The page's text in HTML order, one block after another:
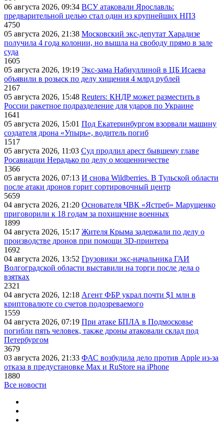
06 августа 2026, 09:34 ВСУ атаковали Ярославль:
предварительной целью стал один из крупнейших НПЗ
4750
05 августа 2026, 21:38 Московский экс-депутат Харадизе
получила 4 года колонии, но вышла на свободу прямо в зале
суда
1605
05 августа 2026, 19:19 Экс-зама Набиуллиной в ЦБ Исаева
объявили в розыск по делу хищения 4 млрд рублей
2167
05 августа 2026, 15:48 Reuters: КНДР может разместить в
России ракетное подразделение для ударов по Украине
1641
05 августа 2026, 15:01 Под Екатеринбургом взорвали машину
создателя дрона «Упырь», водитель погиб
1517
05 августа 2026, 11:03 Суд продлил арест бывшему главе
Росавиации Нерадько по делу о мошенничестве
1366
05 августа 2026, 07:13 И снова Wildberries. В Тульской области
после атаки дронов горит сортировочный центр
5659
04 августа 2026, 21:20 Основателя ЧВК «Ястреб» Марущенко
приговорили к 18 годам за похищение военных
1899
04 августа 2026, 15:17 Жителя Крыма задержали по делу о
производстве дронов при помощи 3D‑принтера
1692
04 августа 2026, 13:52 Грузовики экс-начальника ГАИ
Волгоградской области выставили на торги после дела о
взятках
2321
04 августа 2026, 12:18 Агент ФБР украл почти $1 млн в
криптовалюте со счетов подозреваемого
1559
04 августа 2026, 07:19 При атаке БПЛА в Подмосковье
погибли пять человек, также дроны атаковали склад под
Петербургом
3679
03 августа 2026, 21:33 ФАС возбудила дело против Apple из-за
отказа в предустановке Max и RuStore на iPhone
1880
Все новости